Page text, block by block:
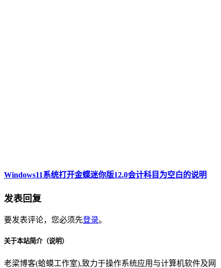
Windows11系统打开金蝶迷你版12.0会计科目为空白的说明
发表回复
要发表评论，您必须先登录。
关于本站简介（说明）
老梁博客(蛤蟆工作室),致力于操作系统应用与计算机软件及网